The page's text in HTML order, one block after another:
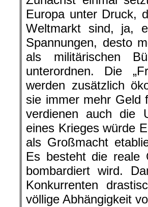
Europa unter Druck,
Weltmarkt sind, ja,
Spannungen, desto
als militärischen
unterordnen. Die
werden zusätzlich
sie immer mehr Geld
verdienen auch die
eines Krieges würde
als Großmacht
Es besteht die reale
bombardiert wird.
Konkurrenten
völlige Abhängigkeit